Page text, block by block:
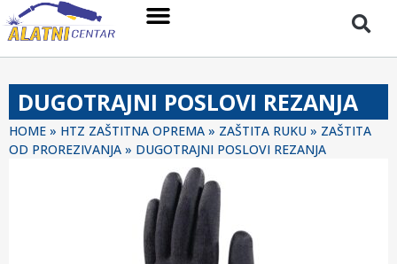
DUGOTRAJNI POSLOVI REZANJA
HOME » HTZ ZAŠTITNA OPREMA » ZAŠTITA RUKU » ZAŠTITA
OD PROREZIVANJA » DUGOTRAJNI POSLOVI REZANJA